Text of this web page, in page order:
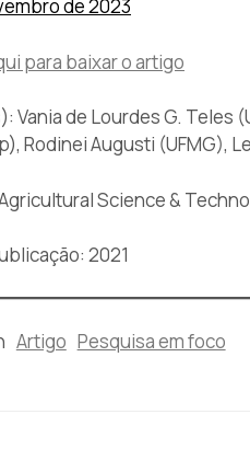
de 2023
para baixar o artigo
Vania de Lourdes G. Teles
Rodinei Augusti (UFMG),
Science &
2021
Artigo Pesquisa em foco